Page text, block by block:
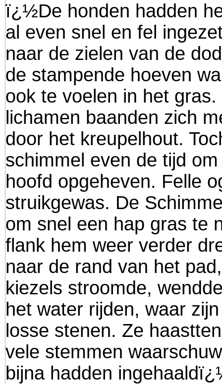
ï¿½De honden hadden
al even snel en fel
naar de zielen van de
de stampende hoeven
ook te voelen in het
lichamen baanden zich
door het kreupelhout.
schimmel even de tijd
hoofd opgeheven. Felle
struikgewas. De
om snel een hap gras te
flank hem weer verder
naar de rand van het
kiezels stroomde,
het water rijden, waar
losse stenen. Ze
vele stemmen
bijna hadden